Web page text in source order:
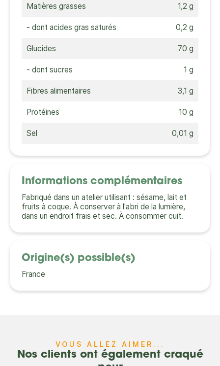
Matières grasses 1,2 g
- dont acides gras saturés 0,2 g
Glucides 70 g
- dont sucres 1 g
Fibres alimentaires 3,1 g
Protéines 10 g
Sel 0,01 g
Informations complémentaires
Fabriqué dans un atelier utilisant : sésame, lait et
fruits à coque. À conserver à l'abri de la lumière,
dans un endroit frais et sec. À consommer cuit.
Origine(s) possible(s)
France
VOUS ALLEZ AIMER...
Nos clients ont également craqué